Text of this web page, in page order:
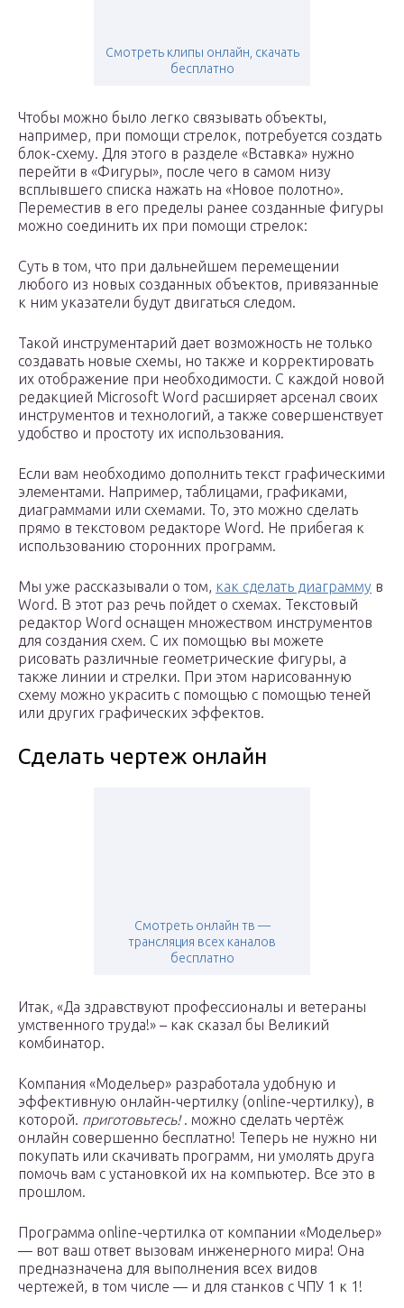
Смотреть клипы онлайн, скачать
бесплатно
Чтобы можно было легко связывать объекты,
например, при помощи стрелок, потребуется создать
блок-схему. Для этого в разделе «Вставка» нужно
перейти в «Фигуры», после чего в самом низу
всплывшего списка нажать на «Новое полотно».
Переместив в его пределы ранее созданные фигуры
можно соединить их при помощи стрелок:
Суть в том, что при дальнейшем перемещении
любого из новых созданных объектов, привязанные
к ним указатели будут двигаться следом.
Такой инструментарий дает возможность не только
создавать новые схемы, но также и корректировать
их отображение при необходимости. С каждой новой
редакцией Microsoft Word расширяет арсенал своих
инструментов и технологий, а также совершенствует
удобство и простоту их использования.
Если вам необходимо дополнить текст графическими
элементами. Например, таблицами, графиками,
диаграммами или схемами. То, это можно сделать
прямо в текстовом редакторе Word. Не прибегая к
использованию сторонних программ.
Мы уже рассказывали о том, как сделать диаграмму в
Word. В этот раз речь пойдет о схемах. Текстовый
редактор Word оснащен множеством инструментов
для создания схем. С их помощью вы можете
рисовать различные геометрические фигуры, а
также линии и стрелки. При этом нарисованную
схему можно украсить с помощью с помощью теней
или других графических эффектов.
Сделать чертеж онлайн
Смотреть онлайн тв —
трансляция всех каналов
бесплатно
Итак, «Да здравствуют профессионалы и ветераны
умственного труда!» – как сказал бы Великий
комбинатор.
Компания «Модельер» разработала удобную и
эффективную онлайн-чертилку (online-чертилку), в
которой. приготовьтесь!. можно сделать чертёж
онлайн совершенно бесплатно! Теперь не нужно ни
покупать или скачивать программ, ни умолять друга
помочь вам с установкой их на компьютер. Все это в
прошлом.
Программа online-чертилка от компании «Модельер»
— вот ваш ответ вызовам инженерного мира! Она
предназначена для выполнения всех видов
чертежей, в том числе — и для станков с ЧПУ 1 к 1!